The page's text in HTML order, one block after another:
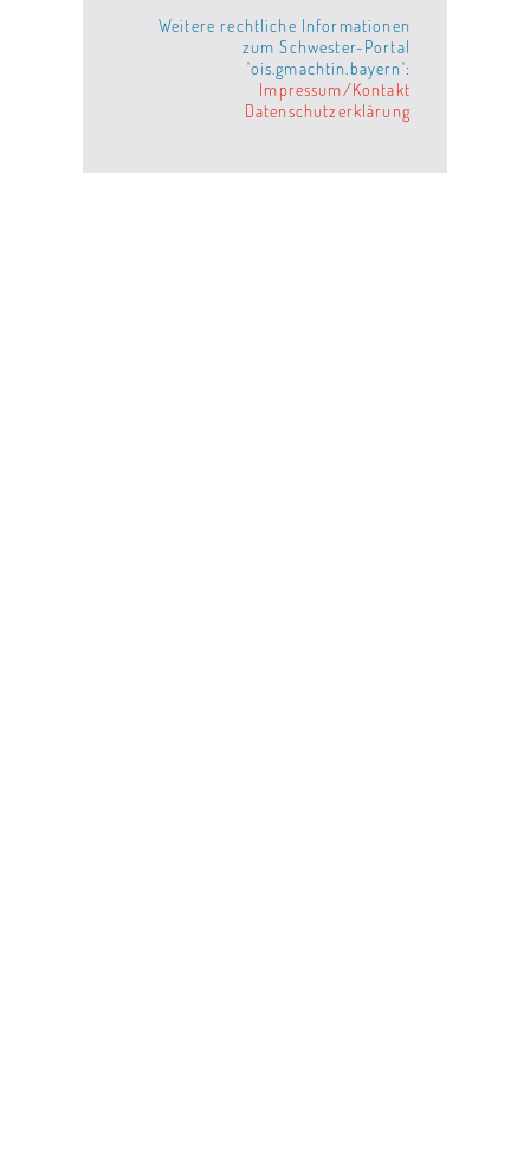
Weitere rechtliche Informationen
zum Schwester-Portal
'ois.gmachtin.bayern':
Impressum/Kontakt
Datenschutzerklärung